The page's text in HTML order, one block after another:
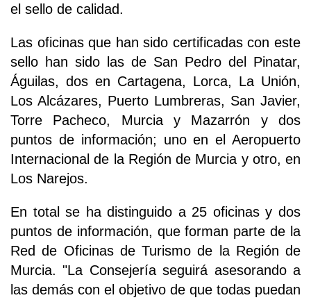
el sello de calidad.
Las oficinas que han sido certificadas con este
sello han sido las de San Pedro del Pinatar,
Águilas, dos en Cartagena, Lorca, La Unión,
Los Alcázares, Puerto Lumbreras, San Javier,
Torre Pacheco, Murcia y Mazarrón y dos
puntos de información; uno en el Aeropuerto
Internacional de la Región de Murcia y otro, en
Los Narejos.
En total se ha distinguido a 25 oficinas y dos
puntos de información, que forman parte de la
Red de Oficinas de Turismo de la Región de
Murcia. "La Consejería seguirá asesorando a
las demás con el objetivo de que todas puedan